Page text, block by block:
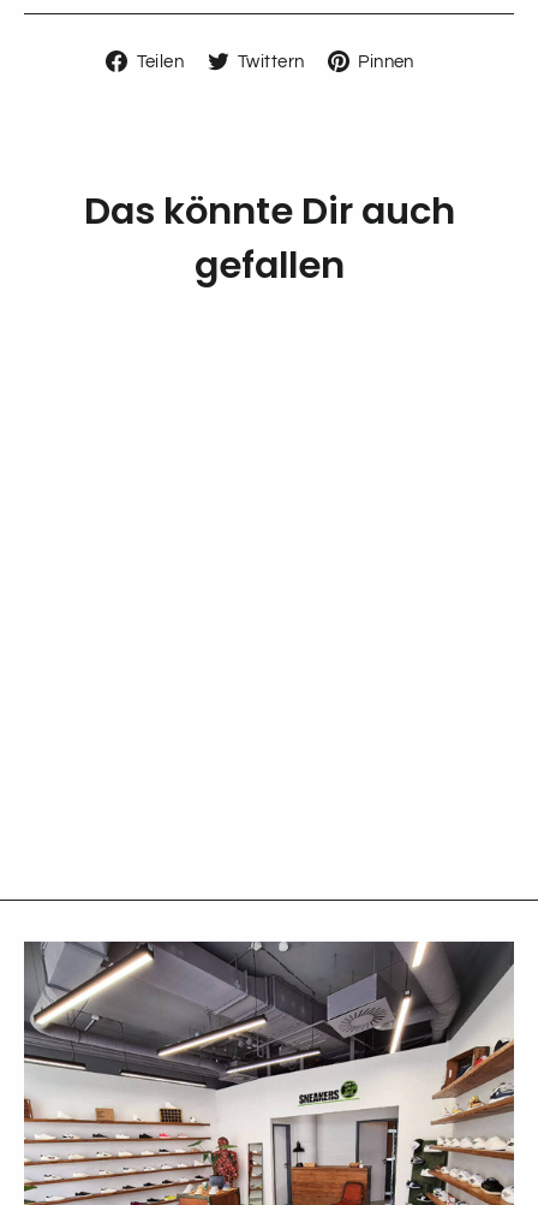
Teilen
AufTwittern
AufPinnen
Das könnte Dir auch
gefallen